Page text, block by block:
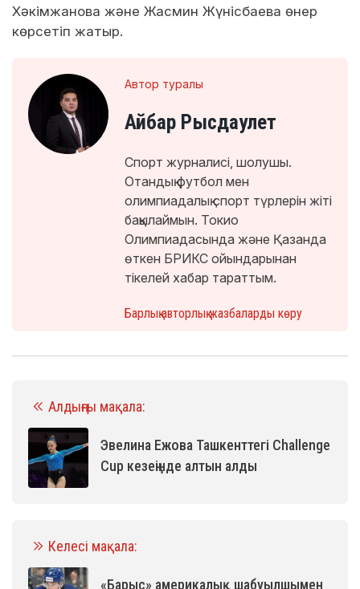
Хәкімжанова және Жасмин Жүнісбаева өнер
көрсетіп жатыр.
Автор туралы
Айбар Рысдаулет
Спорт журналисі, шолушы.
Отандық футбол мен
олимпиадалық спорт түрлерін жіті
бақылаймын. Токио
Олимпиадасында және Қазанда
өткен БРИКС ойындарынан
тікелей хабар тараттым.
Барлық авторлық жазбаларды көру
Алдыңғы мақала:
Эвелина Ежова Ташкенттегі Challenge
Cup кезеңінде алтын алды
Келесі мақала:
«Барыс» америкалық шабуылшымен